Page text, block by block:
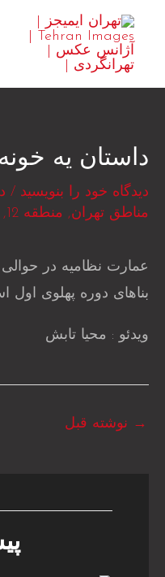
محتوا
داستان یه
دیدگاه‌ خود را بنویسید /
مناطق تهران, منطقه 12 ,
عمارت نظامیه در حوالی
بناهای دوره پهلوی اول
ویدئو : محیا تابش
→ نوشته قبل